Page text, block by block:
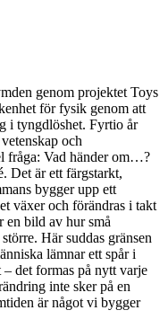
genom projektet Toys
för fysik genom att
i tyngdlöshet. Fyrtio år
och
fråga: Vad händer om…?
Det är ett färgstarkt,
bygger upp ett
växer och förändras i takt
en bild av hur små
Här suddas gränsen
lämnar ett spår i
det formas på nytt varje
inte sker på en
är något vi bygger